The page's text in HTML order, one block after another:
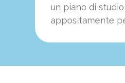
un piano di
appositamente